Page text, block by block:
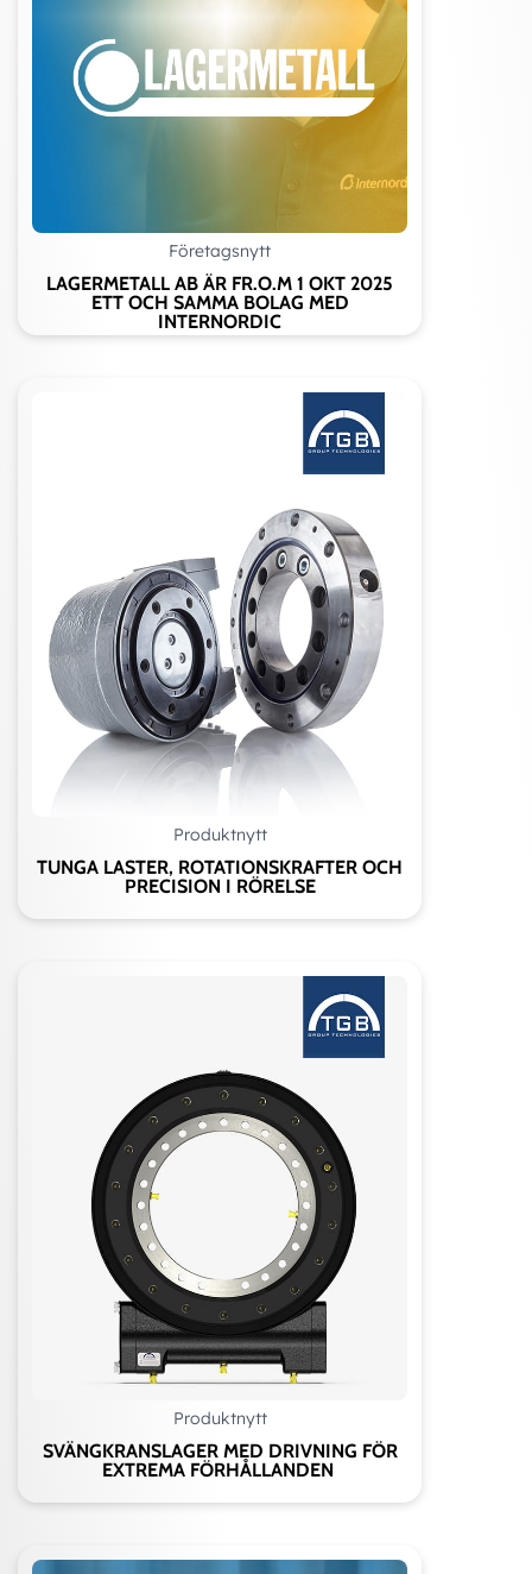
Företagsnytt
LAGERMETALL AB ÄR FR.O.M 1 OKT 2025
ETT OCH SAMMA BOLAG MED
INTERNORDIC
Produktnytt
TUNGA LASTER, ROTATIONSKRAFTER OCH
PRECISION I RÖRELSE
Produktnytt
SVÄNGKRANSLAGER MED DRIVNING FÖR
EXTREMA FÖRHÅLLANDEN